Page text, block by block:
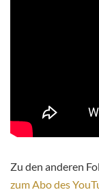
Zu den anderen
zum Abo des